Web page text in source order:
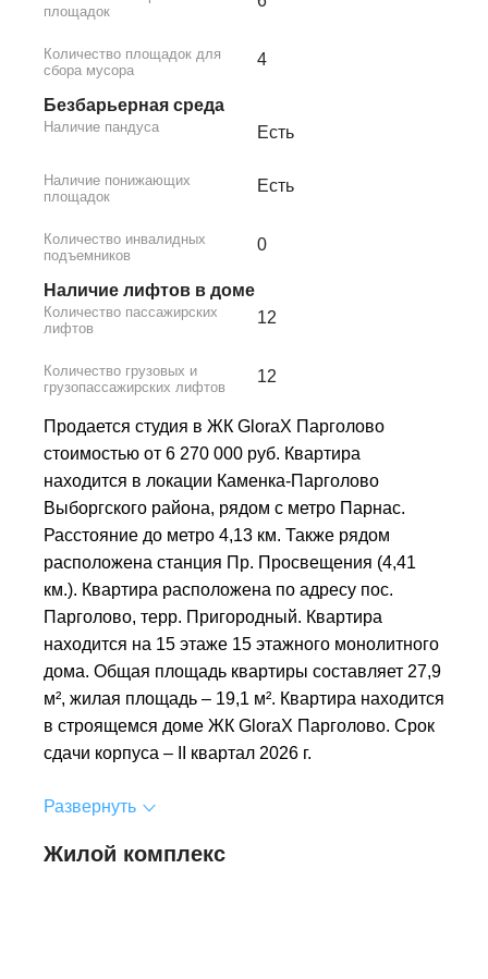
площадок
Количество площадок для
сбора мусора
4
Безбарьерная среда
Наличие пандуса Есть
Наличие понижающих
площадок
Есть
Количество инвалидных
подъемников
0
Наличие лифтов в доме
Количество пассажирских
лифтов
12
Количество грузовых и
грузопассажирских лифтов
12
Продается студия в ЖК GloraX Парголово
стоимостью от 6 270 000 руб. Квартира
находится в локации Каменка-Парголово
Выборгского района, рядом с метро Парнас.
Расстояние до метро 4,13 км. Также рядом
расположена станция Пр. Просвещения (4,41
км.). Квартира расположена по адресу пос.
Парголово, терр. Пригородный. Квартира
находится на 15 этаже 15 этажного монолитного
дома. Общая площадь квартиры составляет 27,9
м², жилая площадь – 19,1 м². Квартира находится
в строящемся доме ЖК GloraX Парголово. Срок
сдачи корпуса – II квартал 2026 г.
Развернуть
Жилой комплекс